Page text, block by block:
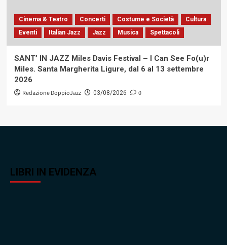
Cinema & Teatro Concerti Costume e Società
Cultura
Eventi
Italian Jazz Jazz Musica Spettacoli
SANT’ IN JAZZ Miles Davis Festival – I Can See Fo(u)r
Miles. Santa Margherita Ligure, dal 6 al 13 settembre
2026
Redazione DoppioJazz 03/08/2026 0
LIBRI IN EVIDENZA